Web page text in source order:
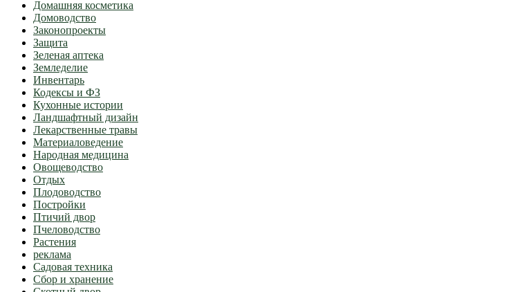
Домашняя косметика
Домоводство
Законопроекты
Защита
Зеленая аптека
Земледелие
Инвентарь
Кодексы и ФЗ
Кухонные истории
Ландшафтный дизайн
Лекарственные травы
Материаловедение
Народная медицина
Овощеводство
Отдых
Плодоводство
Постройки
Птичий двор
Пчеловодство
Растения
реклама
Садовая техника
Сбор и хранение